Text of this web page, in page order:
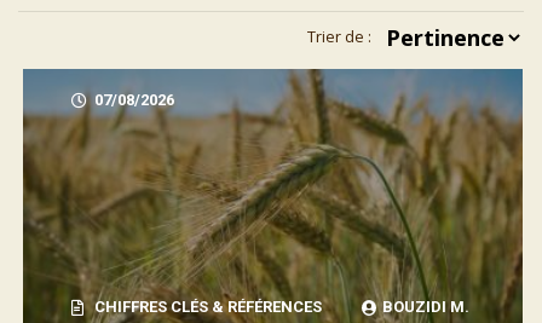
Trier de :
07/08/2026
CHIFFRES CLÉS & RÉFÉRENCES BOUZIDI M.